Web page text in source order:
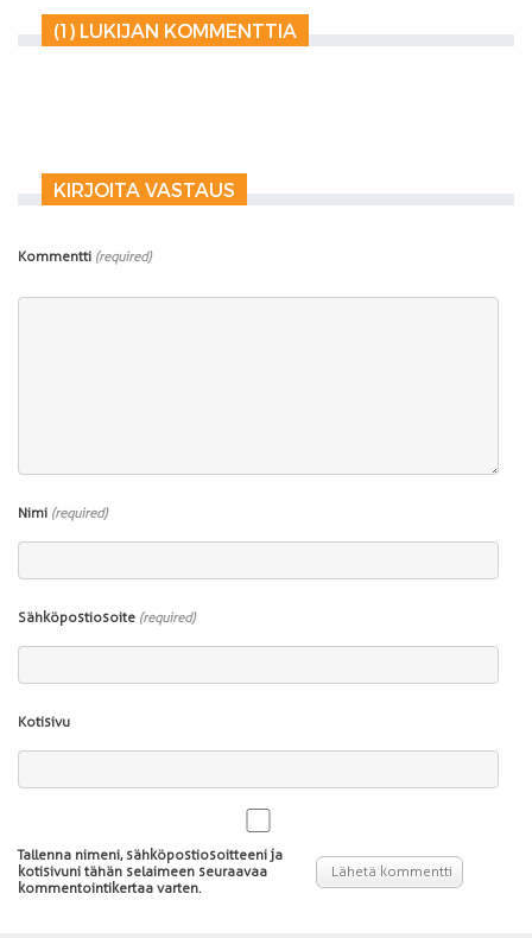
(1) LUKIJAN KOMMENTTIA
KIRJOITA VASTAUS
Kommentti (required)
Nimi (required)
Sähköpostiosoite (required)
Kotisivu
Tallenna nimeni, sähköpostiosoitteeni ja
kotisivuni tähän selaimeen seuraavaa
kommentointikertaa varten.